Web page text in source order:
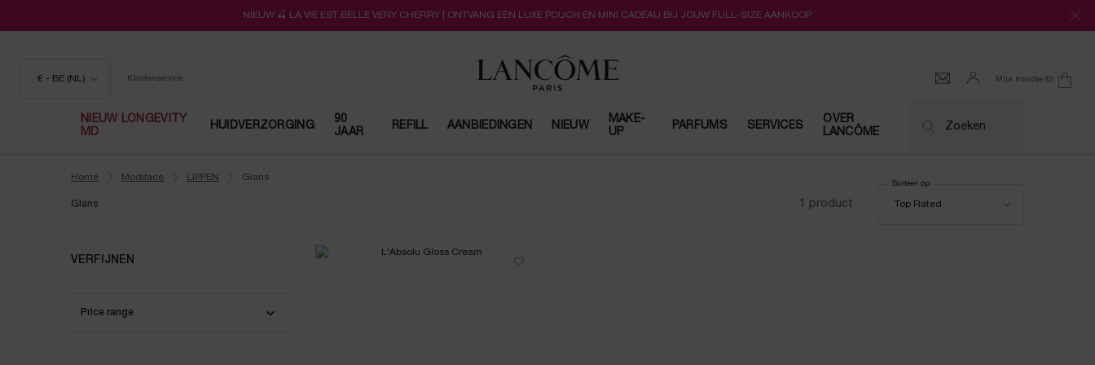
NIEUW 🍒 LA VIE EST BELLE VERY CHERRY | ONTVANG EEN LUXE POUCH EN MINI CADEAU BIJ JOUW FULL-SIZE AANKOOP
€ - BE (NL) Klantenservice Mijn mandje 0
0 product
NIEUW LONGEVITY
MD
HUIDVERZORGING
90
JAAR
REFILL AANBIEDINGEN NIEUW
MAKE-
UP
PARFUMS SERVICES
OVER
LANCÔME
Zoeken
Home
Modiface LIPPEN Glans
Glans 1 product
Top Rated
Sorteer op
VERFIJNEN
Price range